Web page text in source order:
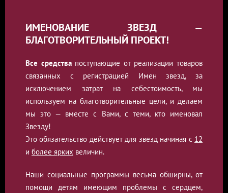
ИМЕНОВАНИЕ ЗВЕЗД —
БЛАГОТВОРИТЕЛЬНЫЙ ПРОЕКТ!
Все средствапоступающие от реализации товаров
связанных с регистрацией Имен звезд, за
исключением затрат на себестоимость, мы
используем на благотворительные цели, и делаем
мы это — вместе с Вами, с теми, кто именовал
Звезду!
Это обязательство действует для звёзд начиная с 12
и более ярких величин.
Наши социальные программы весьма обширны, от
помощи детям имеющим проблемы с сердцем,